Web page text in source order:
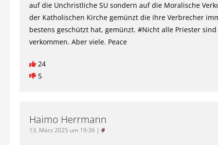
auf die Unchristliche SU sondern auf die Moralische
der Katholischen Kirche gemünzt die ihre Verbrecher
bestens geschützt hat, gemünzt. #Nicht alle Priester
verkommen. Aber viele. Peace
24
5
Haimo Herrmann
13. März 2025 um 19:36 | #